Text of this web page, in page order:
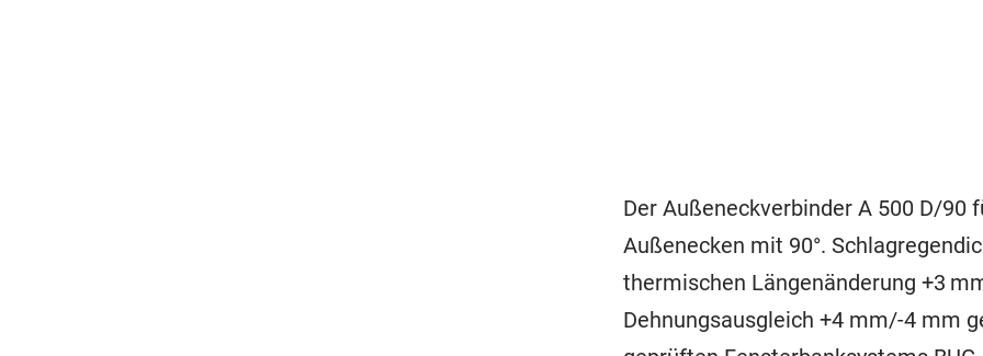
Der Außeneckverbinder A 500 D/90
Außenecken mit 90°.
thermischen Längenänderung +3
Dehnungsausgleich +4 mm/-4 mm